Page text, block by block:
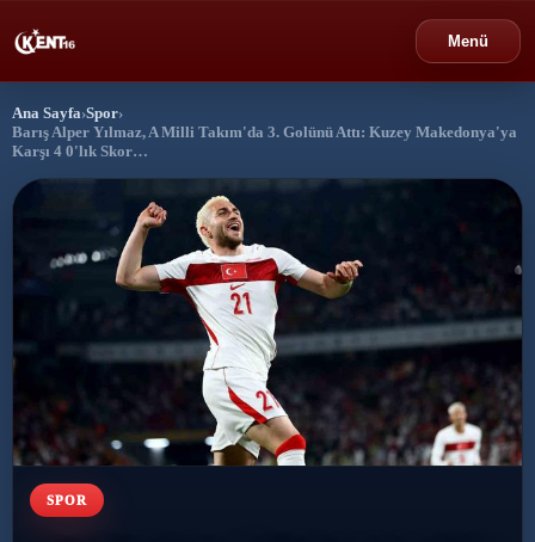
Menü
Bursa
Gündem ›
Politika
Ekonomi
Eğitim ›
Dünya
Ana Sayfa›Spor›
Barış Alper Yılmaz, A Milli Takım'da 3. Golünü Attı: Kuzey Makedonya'ya
Karşı 4 0'lık Skor…
SPOR